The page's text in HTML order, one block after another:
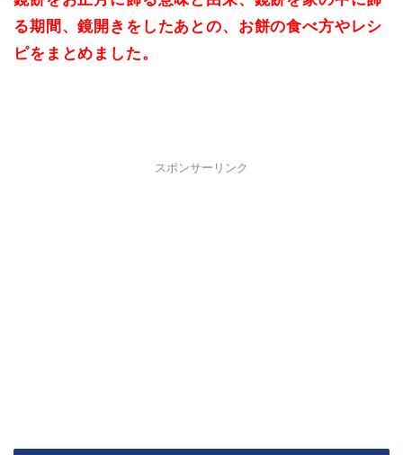
る期間、鏡開きをしたあとの、お餅の食べ方やレシ
ピをまとめました。
スポンサーリンク